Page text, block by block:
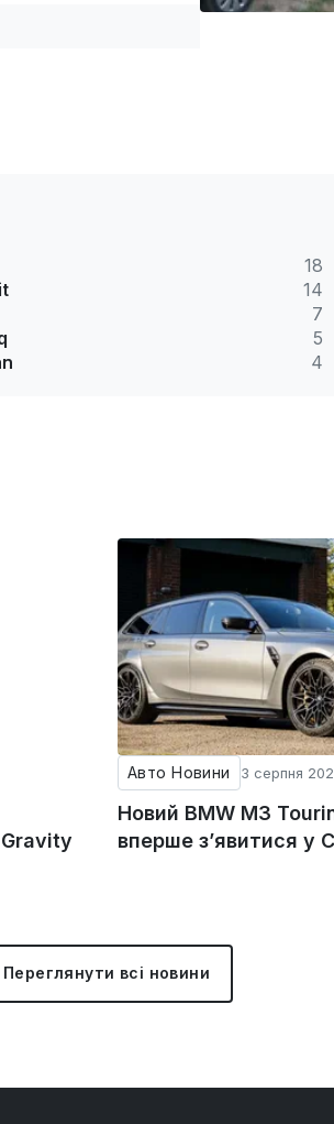
18
14
7
5
4
Авто Новини 3 серпня
Новий BMW M3
вперше з’явитися у
Переглянути всі новини